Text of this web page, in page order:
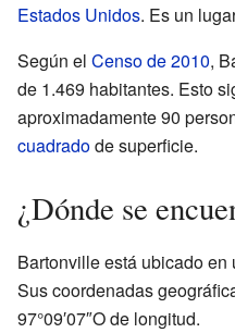
Estados Unidos. Es un
Según el Censo de 2010,
de 1.469 habitantes. Esto
aproximadamente 90
cuadradode superficie.
¿Dónde se
Bartonville está ubicado en
Sus coordenadas
97°09′07″O de longitud.